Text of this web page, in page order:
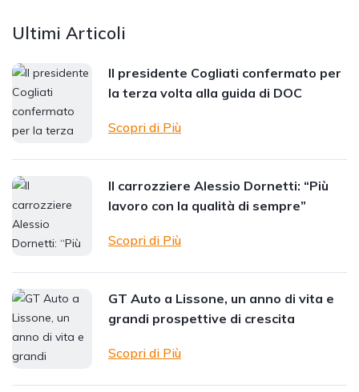
Ultimi Articoli
Il presidente Cogliati confermato per
la terza volta alla guida di DOC
Scopri di Più
Il carrozziere Alessio Dornetti: “Più
lavoro con la qualità di sempre”
Scopri di Più
GT Auto a Lissone, un anno di vita e
grandi prospettive di crescita
Scopri di Più